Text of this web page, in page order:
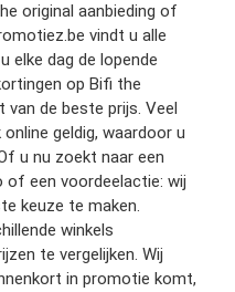
original aanbieding of
vindt u alle
elke dag de lopende
op Bifi the
de beste prijs. Veel
geldig, waardoor u
u nu zoekt naar een
of een voordeelactie: wij
keuze te maken.
winkels
te vergelijken. Wij
in promotie komt,